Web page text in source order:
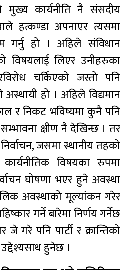
मुख्य कार्यनीति नै संसदीय
हत्कण्डा अपनाएर त्यसमा
गर्नु हो । अहिले संविधान
विषयलाई लिएर उनीहरुका
चर्किएको जस्तो पनि
हो । अहिले विद्यमान
र निकट भविष्यमा कुनै पनि
क्षीण नै देखिन्छ । तर
निर्वाचन, जसमा स्थानीय तहको
विषयका रुपमा
घोषणा भएर हुने अवस्था
अवस्थाको मूल्यांकन गरेर
गर्ने बारेमा निर्णय गर्नेछ
जे गरे पनि पार्टी र क्रान्तिको
हुनेछ ।